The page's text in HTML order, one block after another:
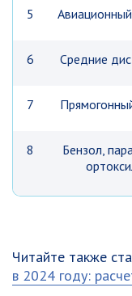
5
6 Средние
7
8
Бензол,
Читайте также
в 2024 году: